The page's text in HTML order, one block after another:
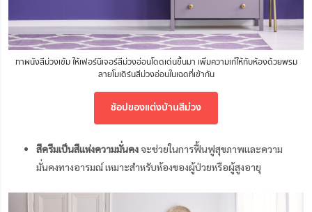
ทาผนังสีม่วงเข้ม ให้เฟอร์นิเจอร์สีม่วงอ่อนโดดเด่นขึ้นมา เพิ่มความเก๋ให้กับห้องด้วยพรม
ลายโมเดิร์นสีม่วงอ่อนในเฉดที่เข้ากัน
ช้อปของแต่งบ้านสีม่วง
สีครีมเป็นสีแห่งความมั่นคงจะช่วยในการฟื้นฟูสุขภาพและความ
มั่นคงทางอารมณ์ เหมาะสำหรับห้องของผู้ป่วยหรือผู้สูงอายุ